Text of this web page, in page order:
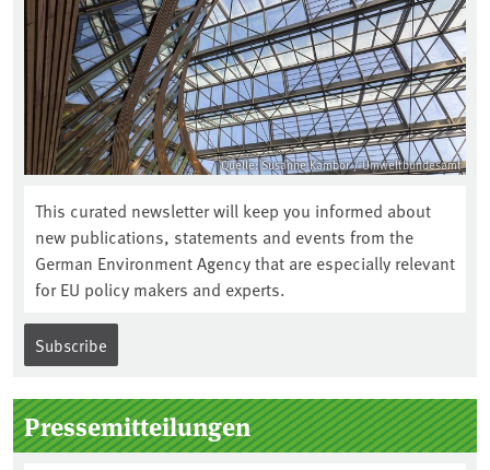
Quelle: Susanne Kambor / Umweltbundesamt
This curated newsletter will keep you informed about
new publications, statements and events from the
German Environment Agency that are especially relevant
for EU policy makers and experts.
Subscribe
Pressemitteilungen